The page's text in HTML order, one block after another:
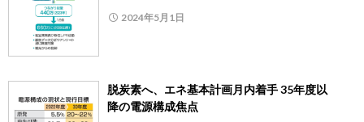
2024年5月1日
脱炭素へ、エネ基本計画月内着手 35年度以
降の電源構成焦点